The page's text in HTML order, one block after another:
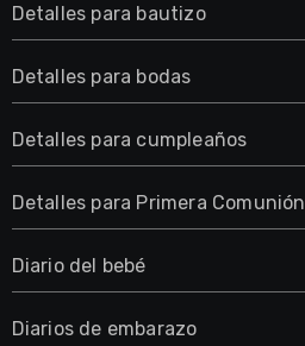
Detalles para bautizo
Detalles para bodas
Detalles para cumpleaños
Detalles para Primera Comunión
Diario del bebé
Diarios de embarazo